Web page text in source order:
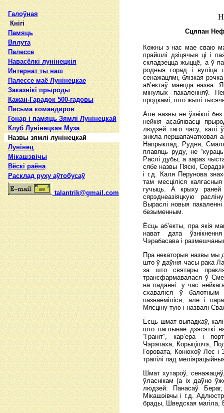
Галоўная
Кнігі
Памяць
Вялута
Палессе
Навасёлкі лунінецкія
Интернат ты наш
Палессе маё Лунінецкае
Заказнікі прыроды
Кажан-Гарадок 500-гадовы
Письма командиров
Гонар і памяць Зямлі Лунінецкай
Клуб Лунінецкая Муза
Назвы зямлi лунiнецкай
Лунінец
Мікашэвічы
Вёскі раёна
Расклад руху аўтобусаў
talantrik@gmail.com
Сцяпан
Кожны з нас мае сваю
прайшлі дзіцячыя ці і
складзецца жыццё, а ў
родныя горад і вуліца
сенажацямі, блізкая
аб’ектаў маецца назва.
мінулых пакаленняў.
продкамі, што жылі
Але назвы не ўзніклі
нейкія асаблівасці
людзей таго часу, калі
знікла
Напрыклад, Рудня,
плавяць руду, не
Раслі дубы, а зараз
сябе назвы Пяскі,
і г.д. Каля Перунова
там месціліся
гучыць. А крыху раней
сярэднеазіяцкую
Выраслі новыя
безыменным.
Ёсць аб’екты, пра якія
нават дата
Чэрабасава і
Пра некаторыя назвы мы
што ў даўнія часы рака
за што святары
трансфармавалася ў
на паданні: у час
схаваліся ў
пазнаёміліся, але і
Мясціну тую і назвалі
Ёсць шмат выпадкаў,
што паглынае
“Граніт”, кар’ера і
Чэрэпаха, Корыцішчэ,
Горовата, Конюхоў Лес і
трапілі пад
Шмат хутароў,
ўласнікам (а іх даўно
людзей: Панасаў
Мікашэівчы і г.д.
брады, Шведская